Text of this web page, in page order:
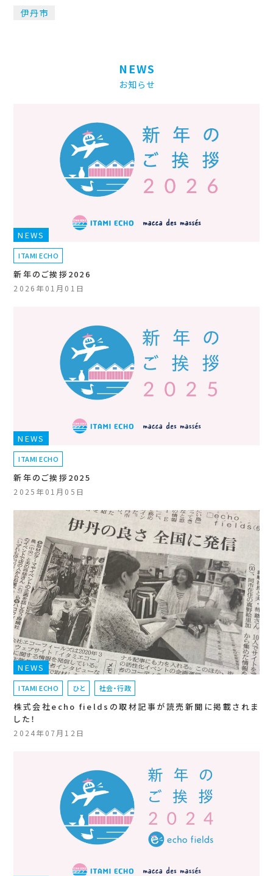
伊丹市
NEWS
お知らせ
NEWS
ITAMI ECHO
新年のご挨拶2026
2026年01月01日
NEWS
ITAMI ECHO
新年のご挨拶2025
2025年01月05日
NEWS
ITAMI ECHO ひと 社会・行政
株式会社echo fieldsの取材記事が読売新聞に掲載されま
した！
2024年07月12日